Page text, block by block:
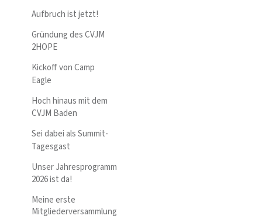
Aufbruch ist jetzt!
Gründung des CVJM
2HOPE
Kickoff von Camp
Eagle
Hoch hinaus mit dem
CVJM Baden
Sei dabei als Summit-
Tagesgast
Unser Jahresprogramm
2026 ist da!
Meine erste
Mitgliederversammlung